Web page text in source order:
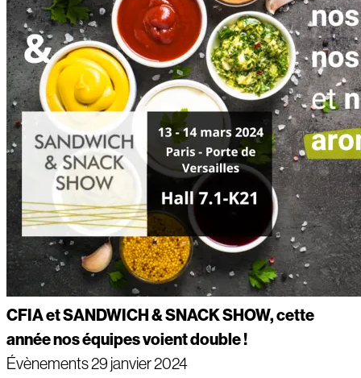
CFIA et SANDWICH & SNACK SHOW, cette
année nos équipes voient double !
Évènements29 janvier 2024